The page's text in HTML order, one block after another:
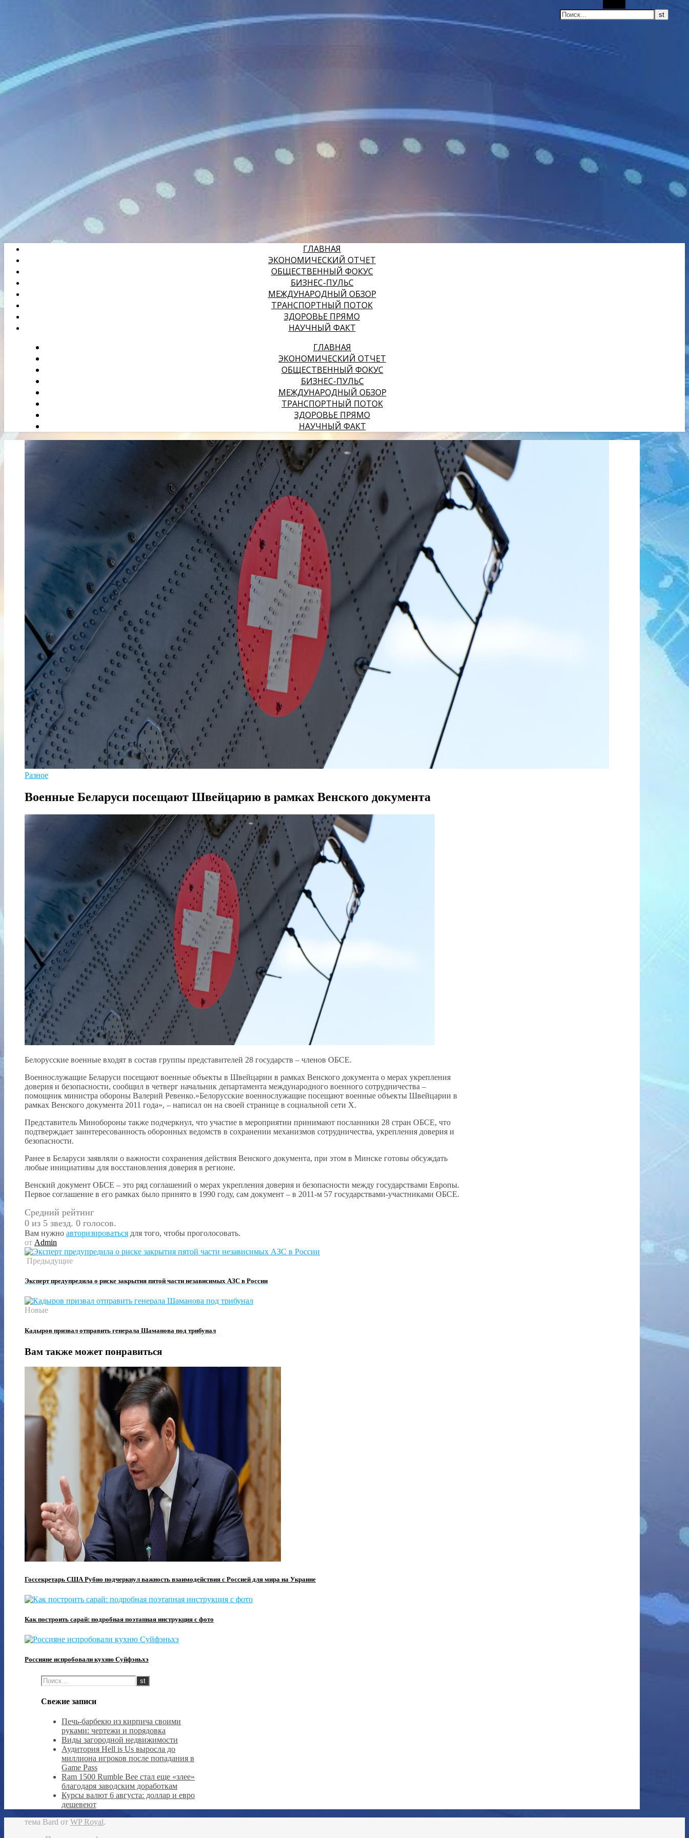
ГЛАВНАЯ
ЭКОНОМИЧЕСКИЙ ОТЧЕТ
ОБЩЕСТВЕННЫЙ ФОКУС
БИЗНЕС-ПУЛЬС
МЕЖДУНАРОДНЫЙ ОБЗОР
ТРАНСПОРТНЫЙ ПОТОК
ЗДОРОВЬЕ ПРЯМО
НАУЧНЫЙ ФАКТ
ГЛАВНАЯ
ЭКОНОМИЧЕСКИЙ ОТЧЕТ
ОБЩЕСТВЕННЫЙ ФОКУС
БИЗНЕС-ПУЛЬС
МЕЖДУНАРОДНЫЙ ОБЗОР
ТРАНСПОРТНЫЙ ПОТОК
ЗДОРОВЬЕ ПРЯМО
НАУЧНЫЙ ФАКТ
Разное
Военные Беларуси посещают Швейцарию в рамках Венского документа
Белорусские военные входят в состав группы представителей 28 государств – членов ОБСЕ.
Военнослужащие Беларуси посещают военные объекты в Швейцарии в рамках Венского документа о мерах укрепления
доверия и безопасности, сообщил в четверг начальник департамента международного военного сотрудничества –
помощник министра обороны Валерий Ревенко.»Белорусские военнослужащие посещают военные объекты Швейцарии в
рамках Венского документа 2011 года», – написал он на своей странице в социальной сети Х.
Представитель Минобороны также подчеркнул, что участие в мероприятии принимают посланники 28 стран ОБСЕ, что
подтверждает заинтересованность оборонных ведомств в сохранении механизмов сотрудничества, укрепления доверия и
безопасности.
Ранее в Беларуси заявляли о важности сохранения действия Венского документа, при этом в Минске готовы обсуждать
любые инициативы для восстановления доверия в регионе.
Венский документ ОБСЕ – это ряд соглашений о мерах укрепления доверия и безопасности между государствами Европы.
Первое соглашение в его рамках было принято в 1990 году, сам документ – в 2011-м 57 государствами-участниками ОБСЕ.
Средний рейтинг
0 из 5 звезд. 0 голосов.
Вам нужно авторизироваться для того, чтобы проголосовать.
от Admin
Предыдущие
Эксперт предупредила о риске закрытия пятой части независимых АЗС в России
Новые
Кадыров призвал отправить генерала Шаманова под трибунал
Вам также может понравиться
Госсекретарь США Рубио подчеркнул важность взаимодействия с Россией для мира на Украине
Как построить сарай: подробная поэтапная инструкция с фото
Россияне испробовали кухню Суйфэньхэ
Свежие записи
Печь-барбекю из кирпича своими
руками: чертежи и порядовка
Виды загородной недвижимости
Аудитория Hell is Us выросла до
миллиона игроков после попадания в
Game Pass
Ram 1500 Rumble Bee стал еще «злее»
благодаря заводским доработкам
Курсы валют 6 августа: доллар и евро
дешевеют
тема Bard от WP Royal.